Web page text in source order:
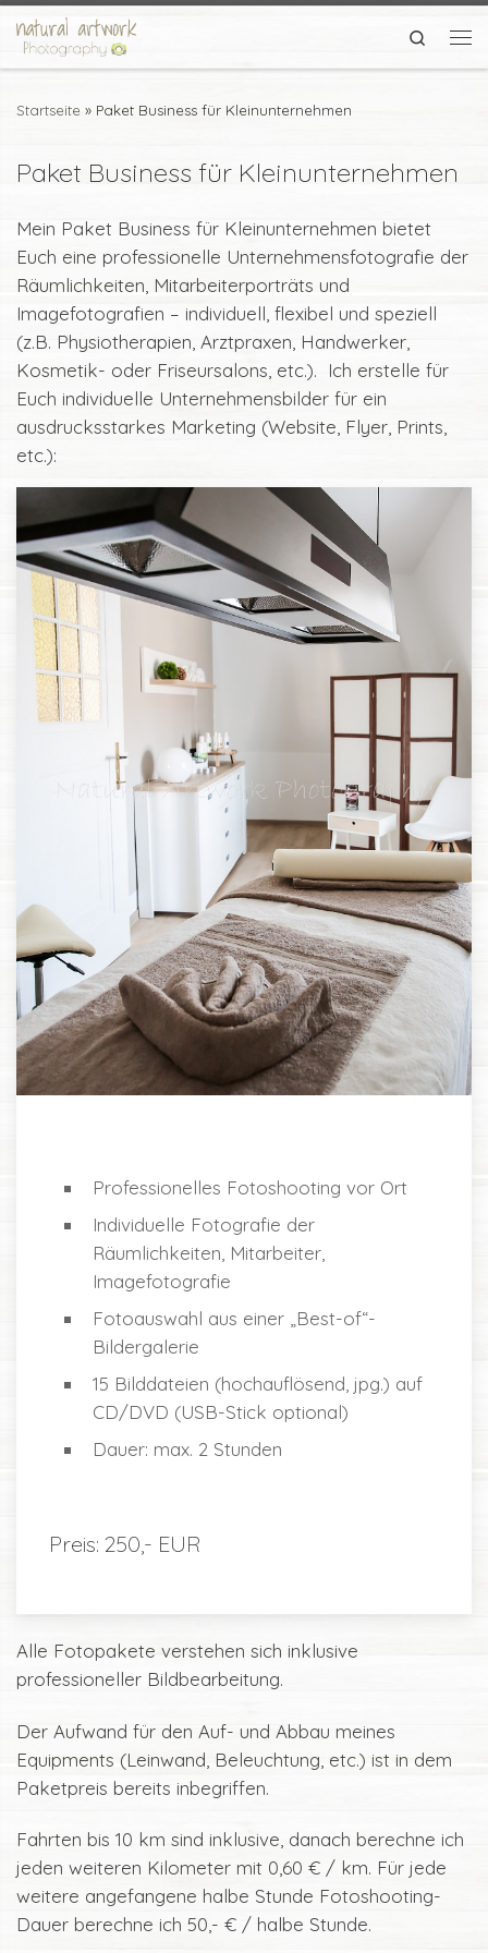
Zum Inhalt springen
Search
Startseite » Paket Business für Kleinunternehmen
Paket Business für Kleinunternehmen
Mein Paket Business für Kleinunternehmen bietet
Euch eine professionelle Unternehmensfotografie der
Räumlichkeiten, Mitarbeiterporträts und
Imagefotografien – individuell, flexibel und speziell
(z.B. Physiotherapien, Arztpraxen, Handwerker,
Kosmetik- oder Friseursalons, etc.). Ich erstelle für
Euch individuelle Unternehmensbilder für ein
ausdrucksstarkes Marketing (Website, Flyer, Prints,
etc.):
Professionelles Fotoshooting vor Ort
Individuelle Fotografie der
Räumlichkeiten, Mitarbeiter,
Imagefotografie
Fotoauswahl aus einer „Best-of“-
Bildergalerie
15 Bilddateien (hochauflösend, jpg.) auf
CD/DVD (USB-Stick optional)
Dauer: max. 2 Stunden
Preis: 250,- EUR
Alle Fotopakete verstehen sich inklusive
professioneller Bildbearbeitung.
Der Aufwand für den Auf- und Abbau meines
Equipments (Leinwand, Beleuchtung, etc.) ist in dem
Paketpreis bereits inbegriffen.
Fahrten bis 10 km sind inklusive, danach berechne ich
jeden weiteren Kilometer mit 0,60 € / km. Für jede
weitere angefangene halbe Stunde Fotoshooting-
Dauer berechne ich 50,- € / halbe Stunde.